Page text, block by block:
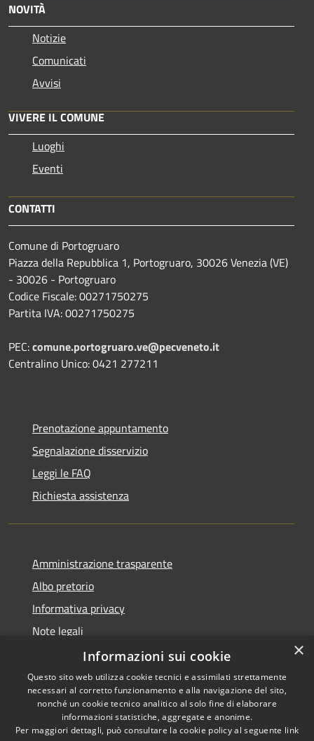
NOVITÀ
Notizie
Comunicati
Avvisi
VIVERE IL COMUNE
Luoghi
Eventi
CONTATTI
Comune di Portogruaro
Piazza della Repubblica 1, Portogruaro, 30026 Venezia (VE)
- 30026 - Portogruaro
Codice Fiscale: 00271750275
Partita IVA: 00271750275
PEC:comune.portogruaro.ve@pecveneto.it
Centralino Unico: 0421 277211
Prenotazione appuntamento
Segnalazione disservizio
Leggi le FAQ
Richiesta assistenza
Amministrazione trasparente
Albo pretorio
Informativa privacy
Note legali
Dichiarazione di accessibilità
RSS
Copyright © 2026 • Comune di
×
Informazioni sui cookie
Questo sito web utilizza cookie tecnici e assimilati strettamente
necessari al corretto funzionamento e alla navigazione del sito,
nonché un cookie tecnico analitico al solo fine di elaborare
informazioni statistiche, aggregate e anonime.
Per maggiori dettagli, può consultare la cookie policy al seguente link